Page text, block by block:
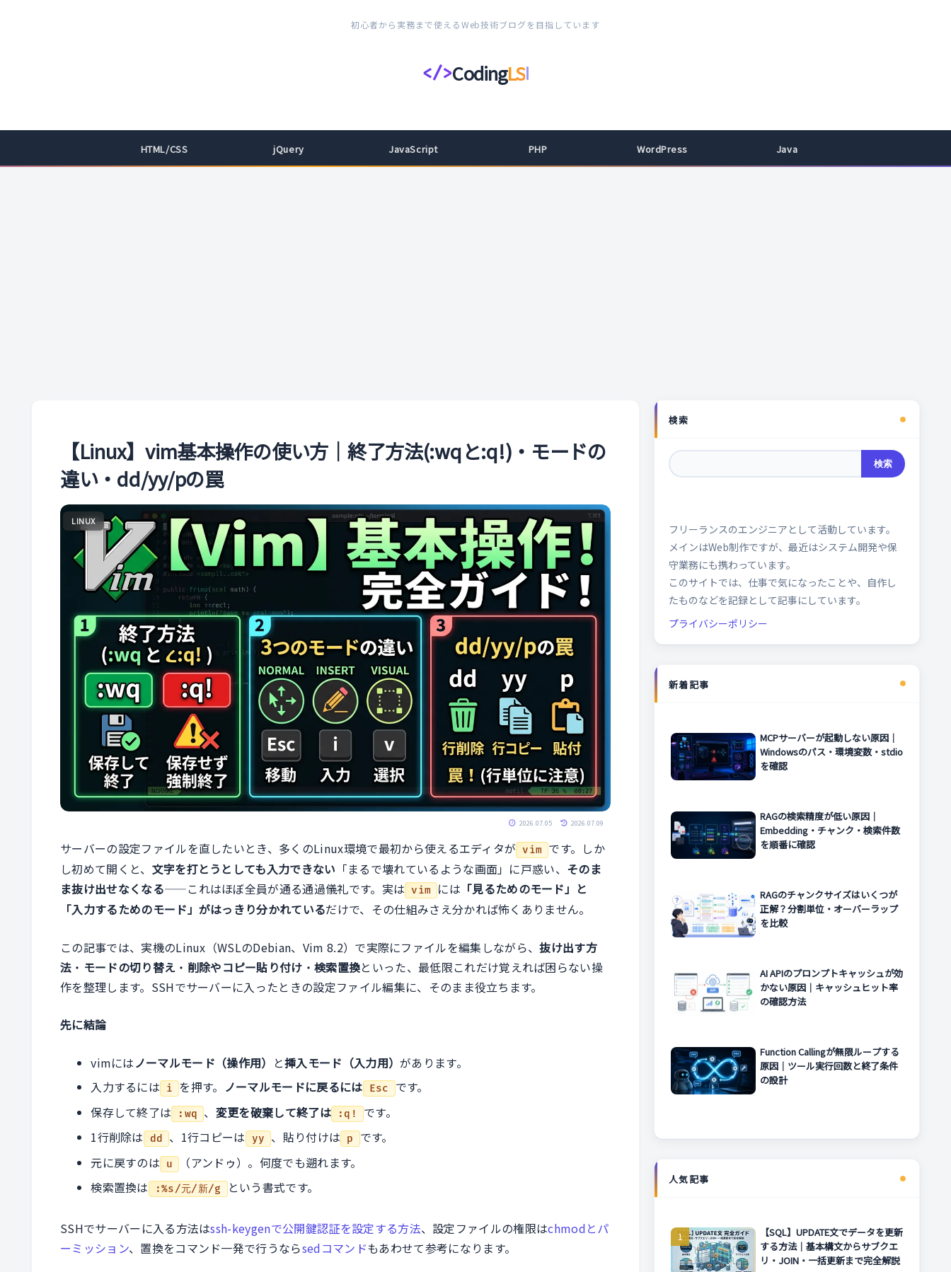
初心者から実務まで使えるWeb技術ブログを目指しています
</>CodingLS
コ
ィ
HTML/CSS jQuery JavaScript PHP WordPress Java
【Linux】vim基本操作の使い方｜終了方法(:wqと:q!)・モードの
違い・dd/yy/pの罠
LINUX
2026.07.05 2026.07.09
サーバーの設定ファイルを直したいとき、多くのLinux環境で最初から使えるエディタが vim
です。しか
し初めて開くと、 文字を打とうとしても入力できない 「まるで壊れているような画面」に戸惑い、 そのま
ま抜け出せなくなる——これはほぼ全員が通る通過儀礼です。実は vim には 「見るためのモード」と
「入力するためのモード」がはっきり分かれているだけで、その仕組みさえ分かれば怖くありません。
この記事では、実機のLinux（WSLのDebian、Vim 8.2）で実際にファイルを編集しながら、抜け出す方
法 ・ モードの切り替え ・ 削除やコピー貼り付け ・検索置換といった、最低限これだけ覚えれば困らない操
作を整理します。SSHでサーバーに入ったときの設定ファイル編集に、そのまま役立ちます。
先に結論
vimにはノーマルモード（操作用） と挿入モード（入力用）があります。
入力するには i を押す。 ノーマルモードに戻るには Esc
です。
保存して終了は
:wq 、 変更を破棄して終了は :q!
です。
1行削除は
dd 、1行コピーは yy 、貼り付けは p
です。
元に戻すのは u
（アンドゥ）。何度でも遡れます。
検索置換は
:%s/元/新/g という書式です。
SSHでサーバーに入る方法はssh-keygenで公開鍵認証を設定する方法、設定ファイルの権限はchmodとパ
ーミッション、置換をコマンド一発で行うならsedコマンドもあわせて参考になります。
検索
検索
フリーランスのエンジニアとして活動しています。
メインはWeb制作ですが、最近はシステム開発や保
守業務にも携わっています。
このサイトでは、仕事で気になったことや、自作し
たものなどを記録として記事にしています。
プライバシーポリシー
新着記事
MCPサーバーが起動しない原因｜
Windowsのパス・環境変数・stdio
を確認
RAGの検索精度が低い原因｜
Embedding・チャンク・検索件数
を順番に確認
RAGのチャンクサイズはいくつが
正解？分割単位・オーバーラップ
を比較
AI APIのプロンプトキャッシュが効
かない原因｜キャッシュヒット率
の確認方法
Function Callingが無限ループする
原因｜ツール実行回数と終了条件
の設計
人気記事
【SQL】UPDATE文でデータを更新
する方法｜基本構文からサブクエ
リ・JOIN・一括更新まで完全解説